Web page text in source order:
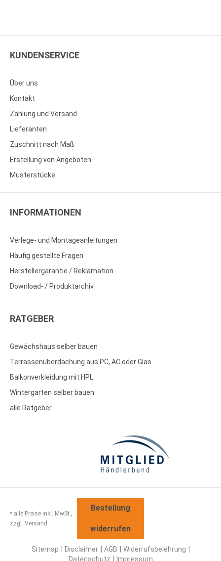
KUNDENSERVICE
Über uns
Kontakt
Zahlung und Versand
Lieferanten
Zuschnitt nach Maß
Erstellung von Angeboten
Musterstücke
INFORMATIONEN
Verlege- und Montageanleitungen
Häufig gestellte Fragen
Herstellergarantie / Reklamation
Download- / Produktarchiv
RATGEBER
Gewächshaus selber bauen
Terrassenüberdachung aus PC, AC oder Glas
Balkonverkleidung mit HPL
Wintergarten selber bauen
alle Ratgeber
* alle Preise inkl. MwSt.,
zzgl. Versand.
Bestellung
widerrufen
Sitemap Disclaimer AGB
Widerrufsbelehrung
Datenschutz
Impressum